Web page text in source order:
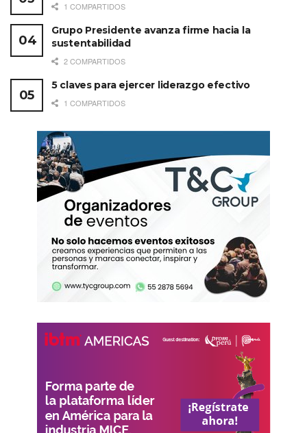
1 COMPARTIDOS
Grupo Presidente avanza firme hacia la
sustentabilidad
2 COMPARTIDOS
5 claves para ejercer liderazgo efectivo
1 COMPARTIDOS